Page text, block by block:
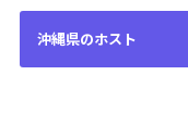
沖縄県のホスト